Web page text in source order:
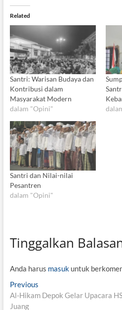
Related
Santri: Warisan Budaya dan
Kontribusi dalam
Masyarakat Modern
dalam "Opini"
Santri dan Nilai-nilai
Pesantren
dalam "Opini"
Tinggalkan
Anda harus masukuntuk
N
a
Previous
r
Al-Hikam Depok Gelar Upacara
Juang